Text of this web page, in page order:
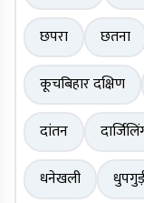
छपरा
छतना
कूचबिहार दक्षिण
दांतन
धनेखली